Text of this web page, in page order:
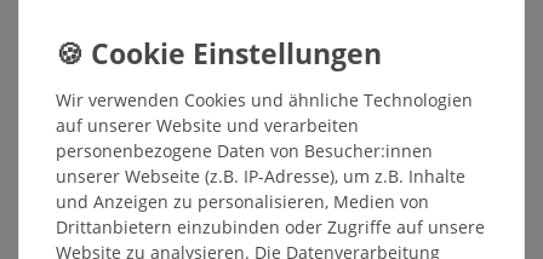
3,15 € *
750 Milliliter | 4,20 € / Liter
In den Warenkorb
*inkl. ges. MwSt.zzgl.Versandkosten
Wir verwenden Cookies und ähnliche Technologien
auf unserer Website und verarbeiten
personenbezogene Daten von Besucher:innen
unserer Webseite (z.B. IP-Adresse), um z.B. Inhalte
und Anzeigen zu personalisieren, Medien von
Drittanbietern einzubinden oder Zugriffe auf unsere
Website zu analysieren. Die Datenverarbeitung